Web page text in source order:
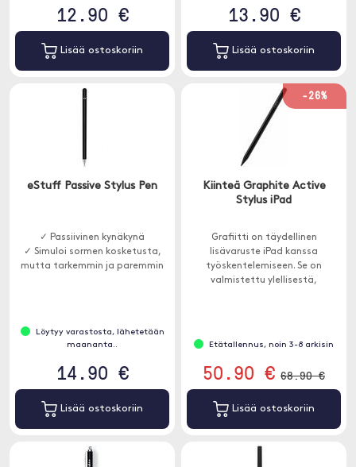
12.90 €
Lisää ostoskoriin
13.90 €
Lisää ostoskoriin
eStuff Passive Stylus Pen
✓ Passiivinen kynäkynä
✓ Simuloi sormen kosketusta,
mutta tarkemmin ja paremmin
Löytyy varastosta, lähetetään
maananta..
14.90 €
Lisää ostoskoriin
-26%
Kiinteä Graphite Active
Stylus iPad
Grafiitti on täydellinen
lisävaruste iPad kanssa
työskentelemiseen. Se on
valmistettu ylellisestä,
Etätallennus, noin 3-8 arkisin
50.90 € 68.90 €
Lisää ostoskoriin